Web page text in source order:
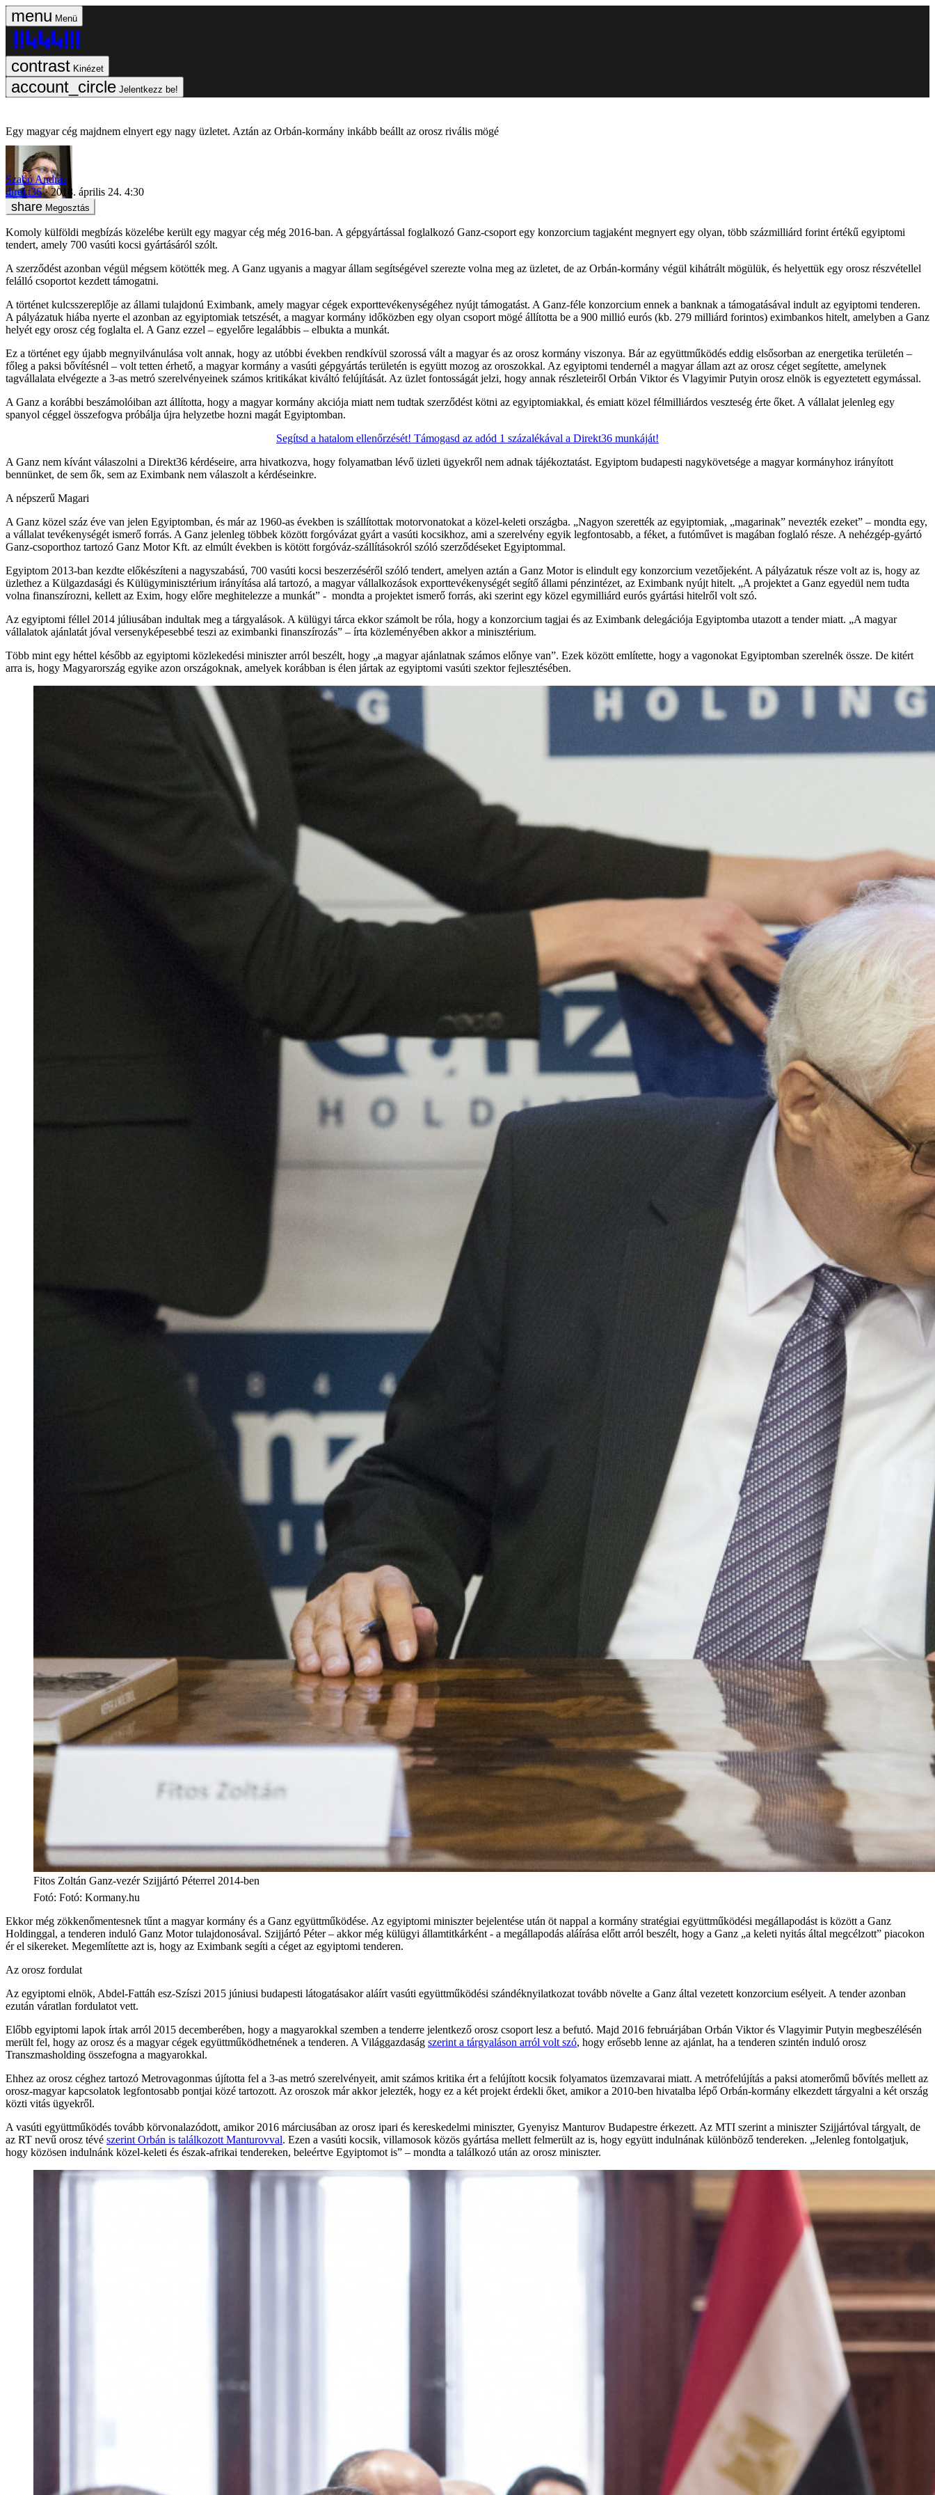
Menü
Kinézet
Jelentkezz be!
Egy magyar cég majdnem elnyert egy nagy üzletet. Aztán az Orbán-kormány inkább beállt az orosz rivális mögé
Szabó András
direkt36
2018. április 24. 4:30
Megosztás
Komoly külföldi megbízás közelébe került egy magyar cég még 2016-ban. A gépgyártással foglalkozó Ganz-csoport egy konzorcium tagjaként megnyert egy olyan, több százmilliárd forint értékű egyiptomi
tendert, amely 700 vasúti kocsi gyártásáról szólt.
A szerződést azonban végül mégsem kötötték meg. A Ganz ugyanis a magyar állam segítségével szerezte volna meg az üzletet, de az Orbán-kormány végül kihátrált mögülük, és helyettük egy orosz részvétellel
felálló csoportot kezdett támogatni.
A történet kulcsszereplője az állami tulajdonú Eximbank, amely magyar cégek exporttevékenységéhez nyújt támogatást. A Ganz-féle konzorcium ennek a banknak a támogatásával indult az egyiptomi tenderen.
A pályázatuk hiába nyerte el azonban az egyiptomiak tetszését, a magyar kormány időközben egy olyan csoport mögé állította be a 900 millió eurós (kb. 279 milliárd forintos) eximbankos hitelt, amelyben a Ganz
helyét egy orosz cég foglalta el. A Ganz ezzel – egyelőre legalábbis – elbukta a munkát.
Ez a történet egy újabb megnyilvánulása volt annak, hogy az utóbbi években rendkívül szorossá vált a magyar és az orosz kormány viszonya. Bár az együttműködés eddig elsősorban az energetika területén –
főleg a paksi bővítésnél – volt tetten érhető, a magyar kormány a vasúti gépgyártás területén is együtt mozog az oroszokkal. Az egyiptomi tendernél a magyar állam azt az orosz céget segítette, amelynek
tagvállalata elvégezte a 3-as metró szerelvényeinek számos kritikákat kiváltó felújítását. Az üzlet fontosságát jelzi, hogy annak részleteiről Orbán Viktor és Vlagyimir Putyin orosz elnök is egyeztetett egymással.
A Ganz a korábbi beszámolóiban azt állította, hogy a magyar kormány akciója miatt nem tudtak szerződést kötni az egyiptomiakkal, és emiatt közel félmilliárdos veszteség érte őket. A vállalat jelenleg egy
spanyol céggel összefogva próbálja újra helyzetbe hozni magát Egyiptomban.
Segítsd a hatalom ellenőrzését! Támogasd az adód 1 százalékával a Direkt36 munkáját!
A Ganz nem kívánt válaszolni a Direkt36 kérdéseire, arra hivatkozva, hogy folyamatban lévő üzleti ügyekről nem adnak tájékoztatást. Egyiptom budapesti nagykövetsége a magyar kormányhoz irányított
bennünket, de sem ők, sem az Eximbank nem válaszolt a kérdéseinkre.
A népszerű Magari
A Ganz közel száz éve van jelen Egyiptomban, és már az 1960-as években is szállítottak motorvonatokat a közel-keleti országba. „Nagyon szerették az egyiptomiak, „magarinak” nevezték ezeket” – mondta egy,
a vállalat tevékenységét ismerő forrás. A Ganz jelenleg többek között forgóvázat gyárt a vasúti kocsikhoz, ami a szerelvény egyik legfontosabb, a féket, a futóművet is magában foglaló része. A nehézgép-gyártó
Ganz-csoporthoz tartozó Ganz Motor Kft. az elmúlt években is kötött forgóváz-szállításokról szóló szerződéseket Egyiptommal.
Egyiptom 2013-ban kezdte előkészíteni a nagyszabású, 700 vasúti kocsi beszerzéséről szóló tendert, amelyen aztán a Ganz Motor is elindult egy konzorcium vezetőjeként. A pályázatuk része volt az is, hogy az
üzlethez a Külgazdasági és Külügyminisztérium irányítása alá tartozó, a magyar vállalkozások exporttevékenységét segítő állami pénzintézet, az Eximbank nyújt hitelt. „A projektet a Ganz egyedül nem tudta
volna finanszírozni, kellett az Exim, hogy előre meghitelezze a munkát” - mondta a projektet ismerő forrás, aki szerint egy közel egymilliárd eurós gyártási hitelről volt szó.
Az egyiptomi féllel 2014 júliusában indultak meg a tárgyalások. A külügyi tárca ekkor számolt be róla, hogy a konzorcium tagjai és az Eximbank delegációja Egyiptomba utazott a tender miatt. „A magyar
vállalatok ajánlatát jóval versenyképesebbé teszi az eximbanki finanszírozás” – írta közleményében akkor a minisztérium.
Több mint egy héttel később az egyiptomi közlekedési miniszter arról beszélt, hogy „a magyar ajánlatnak számos előnye van”. Ezek között említette, hogy a vagonokat Egyiptomban szerelnék össze. De kitért
arra is, hogy Magyarország egyike azon országoknak, amelyek korábban is élen jártak az egyiptomi vasúti szektor fejlesztésében.
Fitos Zoltán Ganz-vezér Szijjártó Péterrel 2014-ben
Fotó: Fotó: Kormany.hu
Ekkor még zökkenőmentesnek tűnt a magyar kormány és a Ganz együttműködése. Az egyiptomi miniszter bejelentése után öt nappal a kormány stratégiai együttműködési megállapodást is között a Ganz
Holdinggal, a tenderen induló Ganz Motor tulajdonosával. Szijjártó Péter – akkor még külügyi államtitkárként - a megállapodás aláírása előtt arról beszélt, hogy a Ganz „a keleti nyitás által megcélzott” piacokon
ér el sikereket. Megemlítette azt is, hogy az Eximbank segíti a céget az egyiptomi tenderen.
Az orosz fordulat
Az egyiptomi elnök, Abdel-Fattáh esz-Szíszi 2015 júniusi budapesti látogatásakor aláírt vasúti együttműködési szándéknyilatkozat tovább növelte a Ganz által vezetett konzorcium esélyeit. A tender azonban
ezután váratlan fordulatot vett.
Előbb egyiptomi lapok írtak arról 2015 decemberében, hogy a magyarokkal szemben a tenderre jelentkező orosz csoport lesz a befutó. Majd 2016 februárjában Orbán Viktor és Vlagyimir Putyin megbeszélésén
merült fel, hogy az orosz és a magyar cégek együttműködhetnének a tenderen. A Világgazdaság szerint a tárgyaláson arról volt szó, hogy erősebb lenne az ajánlat, ha a tenderen szintén induló orosz
Transzmasholding összefogna a magyarokkal.
Ehhez az orosz céghez tartozó Metrovagonmas újította fel a 3-as metró szerelvényeit, amit számos kritika ért a felújított kocsik folyamatos üzemzavarai miatt. A metrófelújítás a paksi atomerőmű bővítés mellett az
orosz-magyar kapcsolatok legfontosabb pontjai közé tartozott. Az oroszok már akkor jelezték, hogy ez a két projekt érdekli őket, amikor a 2010-ben hivatalba lépő Orbán-kormány elkezdett tárgyalni a két ország
közti vitás ügyekről.
A vasúti együttműködés tovább körvonalazódott, amikor 2016 márciusában az orosz ipari és kereskedelmi miniszter, Gyenyisz Manturov Budapestre érkezett. Az MTI szerint a miniszter Szijjártóval tárgyalt, de
az RT nevű orosz tévé szerint Orbán is találkozott Manturovval. Ezen a vasúti kocsik, villamosok közös gyártása mellett felmerült az is, hogy együtt indulnának különböző tendereken. „Jelenleg fontolgatjuk,
hogy közösen indulnánk közel-keleti és észak-afrikai tendereken, beleértve Egyiptomot is” – mondta a találkozó után az orosz miniszter.